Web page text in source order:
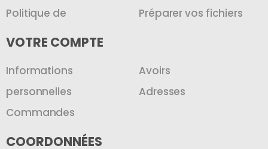
Politique de
Préparer vos fichiers
VOTRE COMPTE
Informations
personnelles
Commandes
Avoirs
Adresses
COORDONNÉES